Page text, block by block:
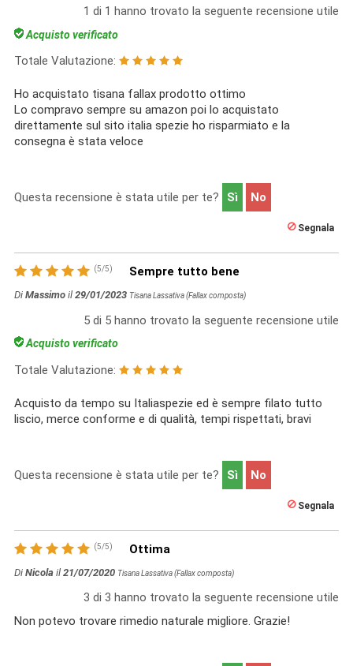
1 di 1 hanno trovato la seguente recensione utile
Acquisto verificato
Totale Valutazione:
Ho acquistato tisana fallax prodotto ottimo
Lo compravo sempre su amazon poi lo acquistato
direttamente sul sito italia spezie ho risparmiato e la
consegna è stata veloce
Questa recensione è stata utile per te? Sì No
Segnala
(5/5) Sempre tutto bene
Di Massimo il 29/01/2023 Tisana Lassativa (Fallax composta)
5 di 5 hanno trovato la seguente recensione utile
Acquisto verificato
Totale Valutazione:
Acquisto da tempo su Italiaspezie ed è sempre filato tutto
liscio, merce conforme e di qualità, tempi rispettati, bravi
Questa recensione è stata utile per te? Sì No
Segnala
(5/5) Ottima
Di Nicola il 21/07/2020 Tisana Lassativa (Fallax composta)
3 di 3 hanno trovato la seguente recensione utile
Non potevo trovare rimedio naturale migliore. Grazie!